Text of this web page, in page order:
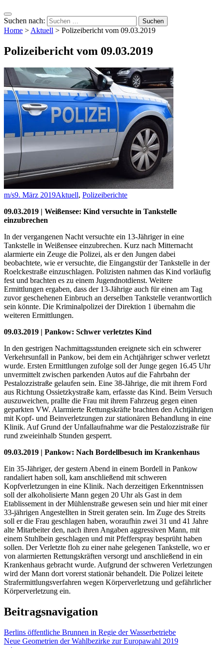
Suchen nach:
Home >Aktuell > Polizeibericht vom 09.03.2019
Polizeibericht vom 09.03.2019
m/s9. März 2019Aktuell, Polizeiberichte
09.03.2019 | Weißensee: Kind versuchte in Tankstelle
einzubrechen
In der vergangenen Nacht versuchte ein 13-Jähriger in eine
Tankstelle in Weißensee einzubrechen. Kurz nach Mitternacht
alarmierte ein Zeuge die Polizei, als er den Jungen dabei
beobachtete, wie er versuchte, die Eingangstür der Tankstelle in der
Roelckestraße einzuschlagen. Polizisten nahmen das Kind vorläufig
fest und brachten es zu einem Jugendnotdienst. Weitere
Ermittlungen ergaben, dass der 13-Jährige auch für einen am Tag
zuvor geschehenen Einbruch an derselben Tankstelle verantwortlich
sein könnte. Die Kriminalpolizei der Direktion 1 übernahm die
weiteren Ermittlungen.
09.03.2019 | Pankow: Schwer verletztes Kind
In den gestrigen Nachmittagsstunden ereignete sich ein schwerer
Verkehrsunfall in Pankow, bei dem ein Achtjähriger schwer verletzt
wurde. Ersten Ermittlungen zufolge soll der Junge gegen 16.45 Uhr
unvermittelt zwischen parkenden Autos auf die Fahrbahn der
Pestalozzistraße gelaufen sein. Eine 38-Jährige, die mit ihrem Ford
aus Richtung Ossietzkystraße kam, erfasste das Kind. Beim Versuch
auszuweichen, prallte die Frau mit ihrem Fahrzeug gegen einen
geparkten VW. Alarmierte Rettungskräfte brachten den Achtjährigen
mit Kopf- und Beinverletzungen zur stationären Behandlung in eine
Klinik. Auf Grund der Unfallaufnahme war die Pestalozzistraße für
rund zweieinhalb Stunden gesperrt.
09.03.2019 | Pankow: Nach Bordellbesuch im Krankenhaus
Ein 35-Jähriger, der gestern Abend in einem Bordell in Pankow
randaliert haben soll, kam anschließend mit schweren
Kopfverletzungen in eine Klinik. Nach derzeitigen Erkenntnissen
soll der alkoholisierte Mann gegen 20 Uhr als Gast in dem
Etablissement in der Mühlenstraße gewesen sein und hier mit einer
33-jährigen Angestellten in Streit geraten sein. Im Zuge des Streits
soll er die Frau geschlagen haben, woraufhin zwei 31 und 41 Jahre
alte Mitarbeiter den, nach ihren Angaben aggressiven Mann, mit
einem Stuhlbein geschlagen und mit Pfefferspray besprüht haben
sollen. Der Verletzte floh zu einer nahe gelegenen Tankstelle, wo er
von alarmierten Rettungskräften versorgt und anschließend in ein
Krankenhaus gebracht wurde. Aufgrund der schweren Verletzungen
wird der Mann dort vorerst stationär behandelt. Die Polizei leitete
Strafermittlungsverfahren wegen Körperverletzung und gefährlicher
Körperverletzung ein.
Beitragsnavigation
Berlins öffentliche Brunnen in Regie der Wasserbetriebe
Neue Geometrien der Wahlbezirke zur Europawahl 2019